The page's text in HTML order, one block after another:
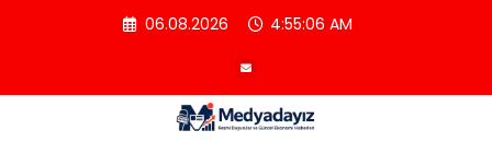
06.08.2026 4:55:06 AM